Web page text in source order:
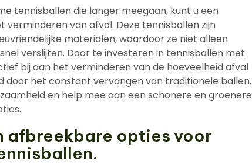
tennisballen die langer meegaan, kunt u een
van afval. Deze tennisballen zijn
materialen, waardoor ze niet alleen
verslijten. Door te investeren in tennisballen met
bij aan het verminderen van de hoeveelheid afval
door het constant vervangen van traditionele ballen.
en help mee aan een schonere en groenere
afbreekbare opties voor